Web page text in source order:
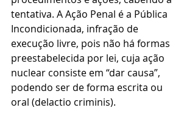
tentativa. A Ação Penal é a Pública
Incondicionada, infração de
execução livre, pois não há formas
preestabelecida por lei, cuja ação
nuclear consiste em “dar causa”,
podendo ser de forma escrita ou
oral (delactio criminis).